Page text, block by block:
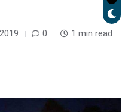
0 1 min read